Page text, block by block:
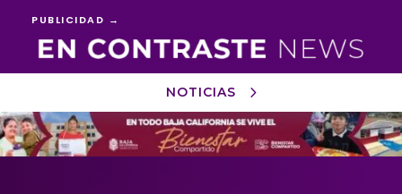
PUBLICIDAD →
NOTICIAS
Reproductor
de
vídeo